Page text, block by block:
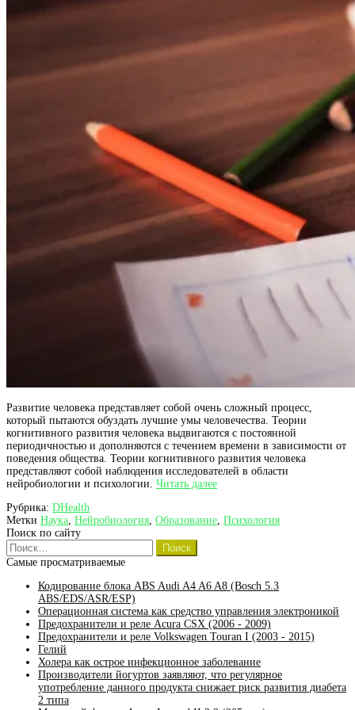
Развитие человека представляет собой очень сложный процесс,
который пытаются обуздать лучшие умы человечества. Теории
когнитивного развития человека выдвигаются с постоянной
периодичностью и дополняются с течением времени в зависимости от
поведения общества. Теории когнитивного развития человека
представляют собой наблюдения исследователей в области
нейробиологии и психологии. Читать далееТеории
человека
Рубрика: DHealth
Метки Наука Нейробиология Образование Психология
Поиск по сайту
Найти:
Самые просматриваемые
Кодирование блока ABS Audi A4 A6 A8 (Bosch 5.3
ABS/EDS/ASR/ESP)
Операционная система как средство управления электроникой
Предохранители и реле Acura CSX (2006 - 2009)
Предохранители и реле Volkswagen Touran I (2003 - 2015)
Гелий
Холера как острое инфекционное заболевание
Производители йогуртов заявляют, что регулярное
употребление данного продукта снижает риск развития диабета
2 типа